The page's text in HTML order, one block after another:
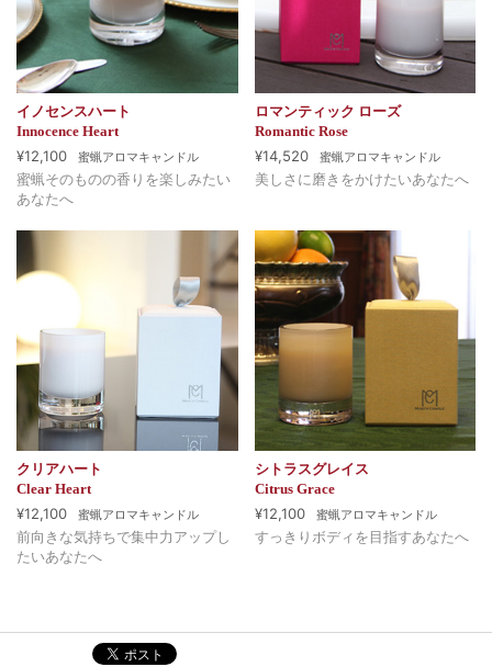
イノセンスハート
Innocence Heart
¥12,100 蜜蝋アロマキャンドル
蜜蝋そのものの香りを楽しみたい
あなたへ
ロマンティック ローズ
Romantic Rose
¥14,520 蜜蝋アロマキャンドル
美しさに磨きをかけたいあなたへ
クリアハート
Clear Heart
¥12,100 蜜蝋アロマキャンドル
前向きな気持ちで集中力アップし
たいあなたへ
シトラスグレイス
Citrus Grace
¥12,100 蜜蝋アロマキャンドル
すっきりボディを目指すあなたへ